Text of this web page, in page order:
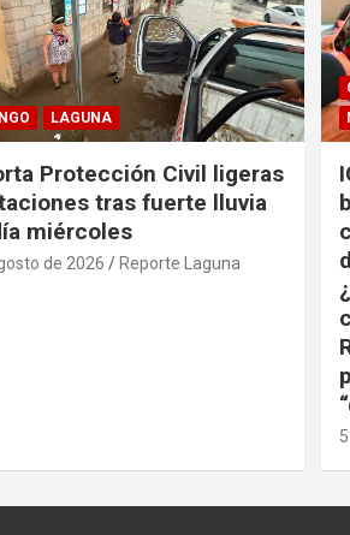
LAGUNA
Protección Civil ligeras
tras fuerte lluvia
miércoles
de 2026 Reporte Laguna